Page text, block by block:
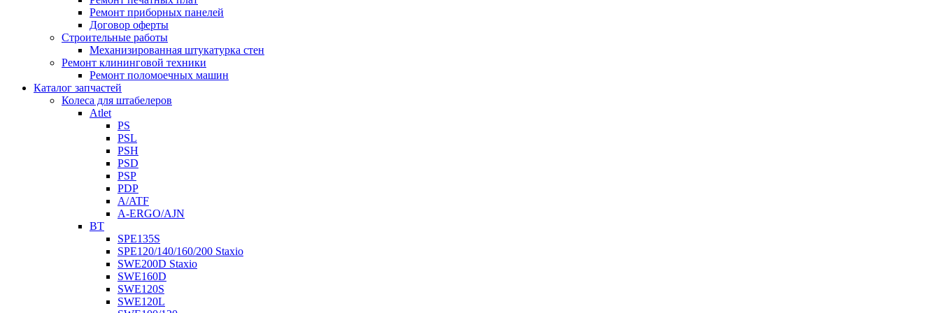
Ремонт приборных панелей
Договор оферты
Строительные работы
Механизированная штукатурка стен
Ремонт клининговой техники
Ремонт поломоечных машин
Каталог запчастей
Колеса для штабелеров
Atlet
PS
PSL
PSH
PSD
PSP
PDP
A/ATF
A-ERGO/AJN
BT
SPE135S
SPE120/140/160/200 Staxio
SWE200D Staxio
SWE160D
SWE120S
SWE120L